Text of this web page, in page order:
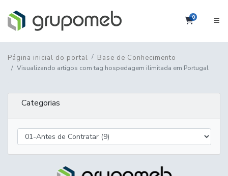
0Carrinho
Página inicial do portal Base de Conhecimento
Visualizando artigos com tag hospedagem ilimitada em Portugal
Categorias